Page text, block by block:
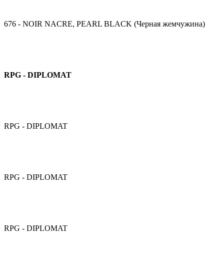
676 - NOIR NACRE, PEARL BLACK (Черная жемчужина)
RPG - DIPLOMAT
RPG - DIPLOMAT
RPG - DIPLOMAT
RPG - DIPLOMAT